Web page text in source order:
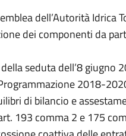
dell’Autorità Idrica
dei componenti da
seduta dell’8 giugno
2018-
di bilancio e
193 comma 2 e 175